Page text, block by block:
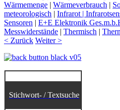
Wärmemenge | Wärmeverbrauch |
meteorologisch | Infrarot |
Sensoren | E+E Elektronik
Messwiderstände | Thermisch |
< Zurück Weiter >
Stichwort- / Textsuche